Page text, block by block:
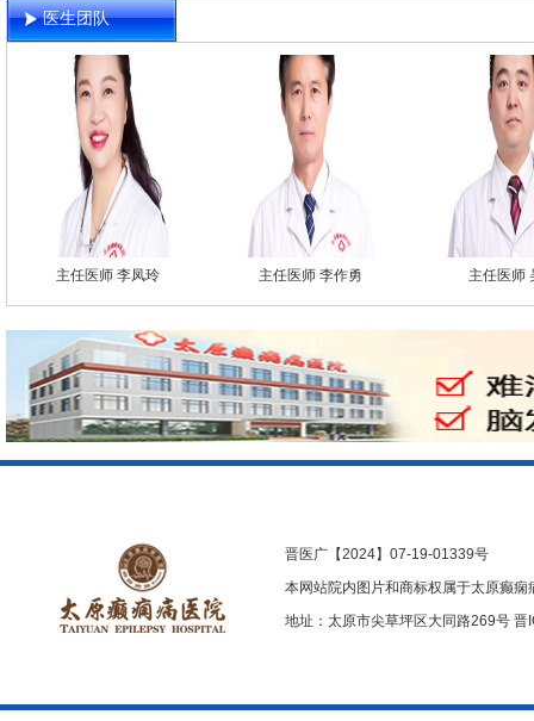
医生团队
主任医师 李凤玲 主任医师 李作勇 主任医师
晋医广【2024】07-19-01339号
本网站院内图片和商标权属于太原癫
地址：太原市尖草坪区大同路269号 晋